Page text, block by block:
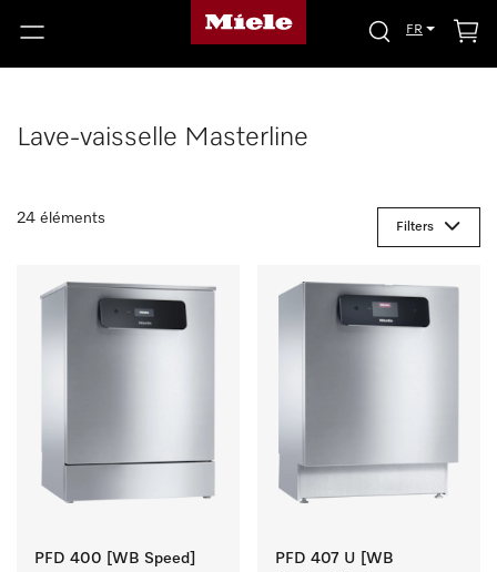
FR
Lave-vaisselle Masterline
24 éléments
Filters
PFD 400 [WB Speed]
PFD 407 U [WB